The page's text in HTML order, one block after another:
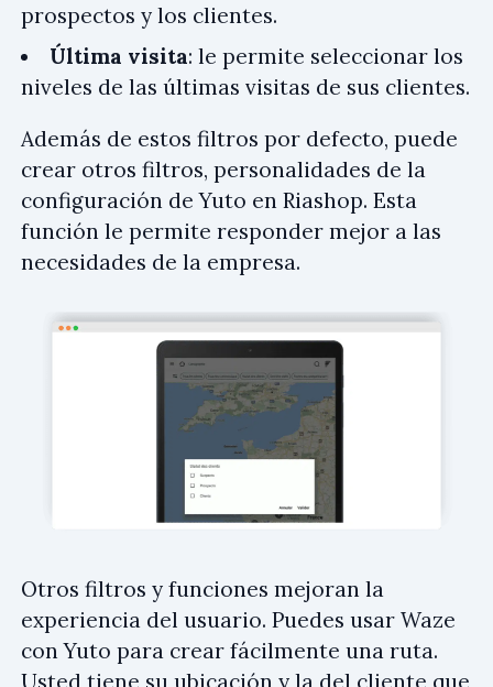
prospectos y los clientes.
Última visita: le permite seleccionar los
niveles de las últimas visitas de sus clientes.
Además de estos filtros por defecto, puede
crear otros filtros, personalidades de la
configuración de Yuto en Riashop. Esta
función le permite responder mejor a las
necesidades de la empresa.
Otros filtros y funciones mejoran la
experiencia del usuario. Puedes usar Waze
con Yuto para crear fácilmente una ruta.